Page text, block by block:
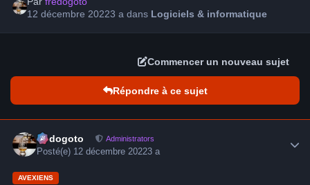
12 décembre 20223 a dans Logiciels & informatique
Commencer un nouveau sujet
Répondre à ce sujet
frédogoto Administrators
Posté(e) 12 décembre 20223 a
AVEXIENS